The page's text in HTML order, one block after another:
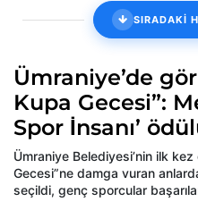
SIRADAKİ
Ümraniye’de
Kupa Gecesi”:
Spor İnsanı’
Ümraniye Belediyesi’nin ilk kez
Gecesi”ne damga vuran
seçildi, genç sporcular